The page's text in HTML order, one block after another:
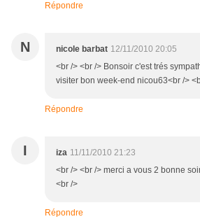
Répondre
N nicole barbat 12/11/2010 20:05
<br /> <br /> Bonsoir c'est trés
visiter bon week-end nicou63<br />
Répondre
I iza 11/11/2010 21:23
<br /> <br /> merci a vous 2 bonne
<br />
Répondre